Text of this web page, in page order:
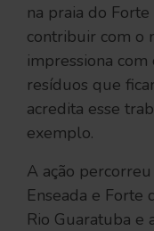
na praia do
contribuir com o
impressiona
resíduos que
acredita esse
exemplo.
A ação percorreu
Enseada e Forte
Rio Guaratuba e